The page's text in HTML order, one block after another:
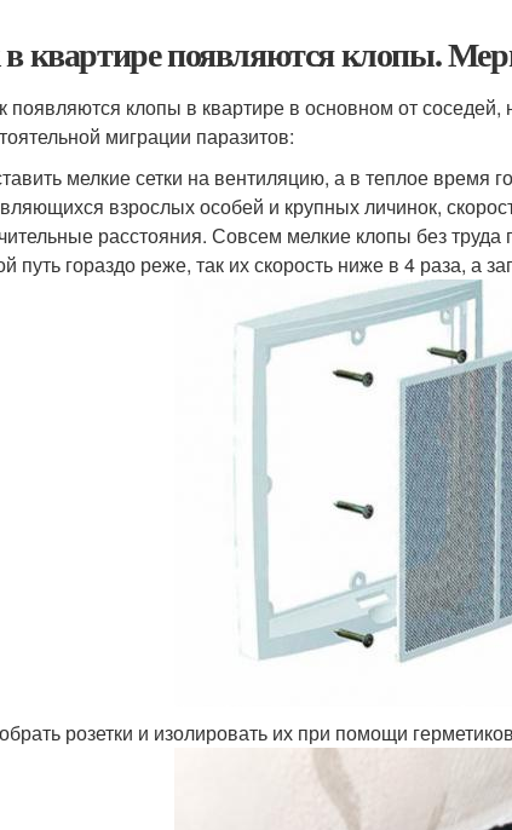
квартире появляются клопы.
появляются клопы в квартире в основном от
миграции паразитов:
мелкие сетки на вентиляцию, а в теплое время
взрослых особей и крупных личинок,
расстояния. Совсем мелкие клопы без труда
путь гораздо реже, так их скорость ниже в 4 раза, а
розетки и изолировать их при помощи